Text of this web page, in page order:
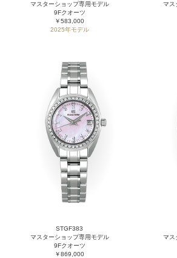
マスターショップ専用モデル
9Fクオーツ
￥583,000
2025年モデル
マス
STGF383
マスターショップ専用モデル
9Fクオーツ
￥869,000
マス